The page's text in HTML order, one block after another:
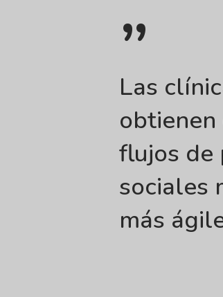
”
Las
obtienen
flujos de
sociales
más